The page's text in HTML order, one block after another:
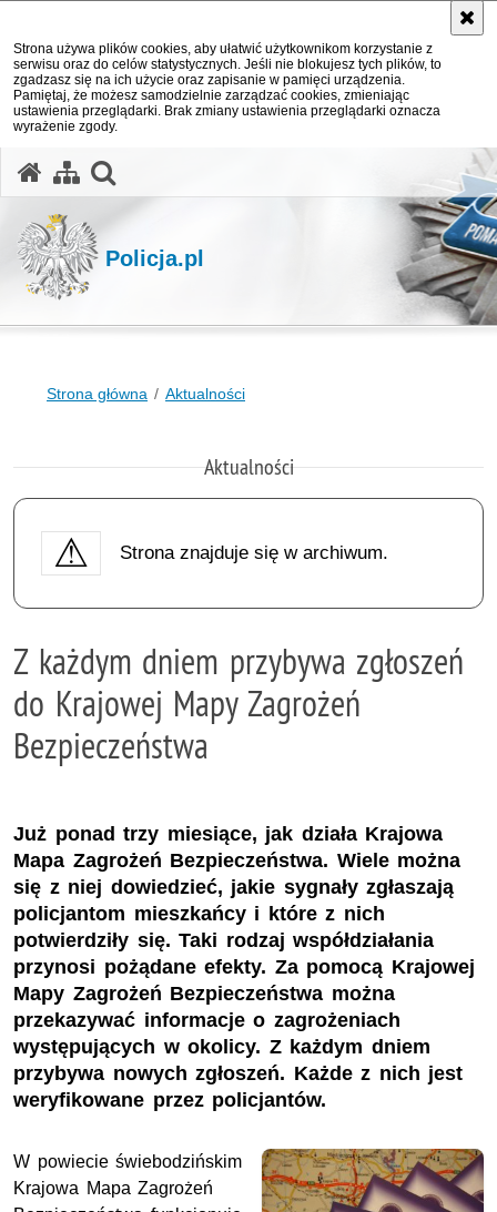
Strona używa plików cookies, aby ułatwić użytkownikom korzystanie z
serwisu oraz do celów statystycznych. Jeśli nie blokujesz tych plików, to
zgadzasz się na ich użycie oraz zapisanie w pamięci urządzenia.
Pamiętaj, że możesz samodzielnie zarządzać cookies, zmieniając
ustawienia przeglądarki. Brak zmiany ustawienia przeglądarki oznacza
wyrażenie zgody.
Policja.pl
Strona główna Aktualności
Aktualności
Strona znajduje się w archiwum.
Z każdym dniem przybywa zgłoszeń
do Krajowej Mapy Zagrożeń
Bezpieczeństwa
Już ponad trzy miesiące, jak działa Krajowa
Mapa Zagrożeń Bezpieczeństwa. Wiele można
się z niej dowiedzieć, jakie sygnały zgłaszają
policjantom mieszkańcy i które z nich
potwierdziły się. Taki rodzaj współdziałania
przynosi pożądane efekty. Za pomocą Krajowej
Mapy Zagrożeń Bezpieczeństwa można
przekazywać informacje o zagrożeniach
występujących w okolicy. Z każdym dniem
przybywa nowych zgłoszeń. Każde z nich jest
weryfikowane przez policjantów.
W powiecie świebodzińskim
Krajowa Mapa Zagrożeń